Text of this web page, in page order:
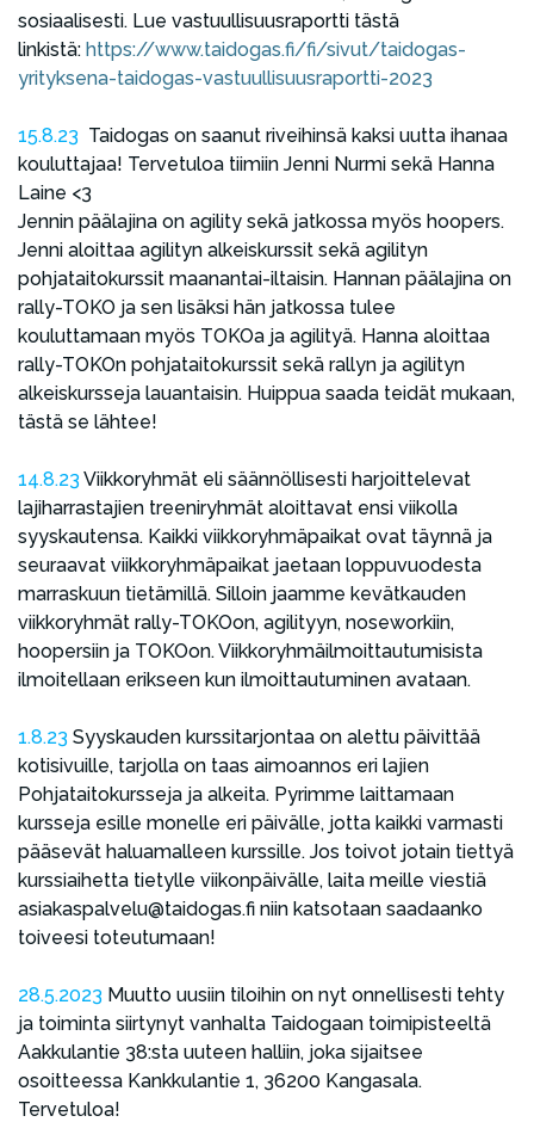
sosiaalisesti. Lue vastuullisuusraportti tästä
linkistä: https://www.taidogas.fi/fi/sivut/taidogas-
yrityksena-taidogas-vastuullisuusraportti-2023
15.8.23 Taidogas on saanut riveihinsä kaksi uutta ihanaa
kouluttajaa! Tervetuloa tiimiin Jenni Nurmi sekä Hanna
Laine <3
Jennin päälajina on agility sekä jatkossa myös hoopers.
Jenni aloittaa agilityn alkeiskurssit sekä agilityn
pohjataitokurssit maanantai-iltaisin. Hannan päälajina on
rally-TOKO ja sen lisäksi hän jatkossa tulee
kouluttamaan myös TOKOa ja agilityä. Hanna aloittaa
rally-TOKOn pohjataitokurssit sekä rallyn ja agilityn
alkeiskursseja lauantaisin. Huippua saada teidät mukaan,
tästä se lähtee!
14.8.23 Viikkoryhmät eli säännöllisesti harjoittelevat
lajiharrastajien treeniryhmät aloittavat ensi viikolla
syyskautensa. Kaikki viikkoryhmäpaikat ovat täynnä ja
seuraavat viikkoryhmäpaikat jaetaan loppuvuodesta
marraskuun tietämillä. Silloin jaamme kevätkauden
viikkoryhmät rally-TOKOon, agilityyn, noseworkiin,
hoopersiin ja TOKOon. Viikkoryhmäilmoittautumisista
ilmoitellaan erikseen kun ilmoittautuminen avataan.
1.8.23 Syyskauden kurssitarjontaa on alettu päivittää
kotisivuille, tarjolla on taas aimoannos eri lajien
Pohjataitokursseja ja alkeita. Pyrimme laittamaan
kursseja esille monelle eri päivälle, jotta kaikki varmasti
pääsevät haluamalleen kurssille. Jos toivot jotain tiettyä
kurssiaihetta tietylle viikonpäivälle, laita meille viestiä
asiakaspalvelu@taidogas.fi niin katsotaan saadaanko
toiveesi toteutumaan!
28.5.2023 Muutto uusiin tiloihin on nyt onnellisesti tehty
ja toiminta siirtynyt vanhalta Taidogaan toimipisteeltä
Aakkulantie 38:sta uuteen halliin, joka sijaitsee
osoitteessa Kankkulantie 1, 36200 Kangasala.
Tervetuloa!